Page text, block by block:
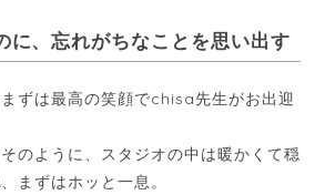
に、忘れがちなことを思い出す
ずは最高の笑顔でchisa先生がお出迎
のように、スタジオの中は暖かくて穏
まずはホッと一息。